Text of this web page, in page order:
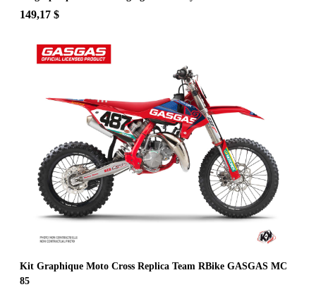
149,17 $
Kit Graphique Moto Cross Replica Team RBike GASGAS MC
85